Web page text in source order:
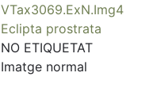
VTax3069.ExN.Img4
Eclipta prostrata
NO ETIQUETAT
Imatge normal